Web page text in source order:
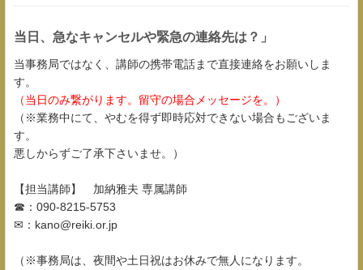
当日、急なキャンセルや緊急の連絡先は？」
当事務局ではなく、講師の携帯電話まで直接連絡をお願いしま
す。
（当日のみ繋がります。留守の場合メッセージを。）
（※業務中にて、やむを得ず即時応対できない場合もございま
す。
悪しからずご了承下さいませ。）
【担当講師】 加納雅夫 専属講師
☎：090-8215-5753
✉：kano@reiki.or.jp
（※事務局は、夜間や土日祝はお休みで無人になります。